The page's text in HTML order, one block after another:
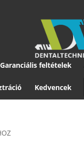
Garanciális feltételek
Kedvencek